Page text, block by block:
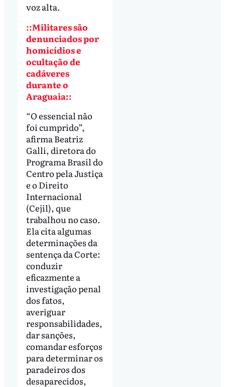
voz alta.
::Militares são
denunciados por
homicídios e
ocultação de
cadáveres
durante o
Araguaia::
“O essencial não
foi cumprido”,
afirma Beatriz
Galli, diretora do
Programa Brasil do
Centro pela Justiça
e o Direito
Internacional
(Cejil), que
trabalhou no caso.
Ela cita algumas
determinações da
sentença da Corte:
conduzir
eficazmente a
investigação penal
dos fatos,
averiguar
responsabilidades,
dar sanções,
comandar esforços
para determinar os
paradeiros dos
desaparecidos,